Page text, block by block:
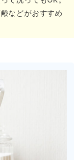
などがおすすめ